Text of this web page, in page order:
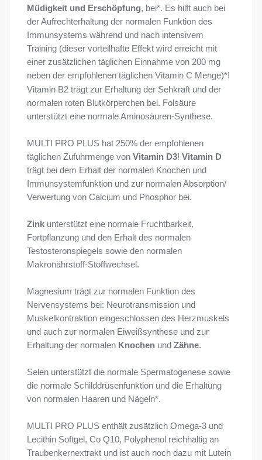
Müdigkeit und Erschöpfung, bei*. Es hilft auch bei
der Aufrechterhaltung der normalen Funktion des
Immunsystems während und nach intensivem
Training (dieser vorteilhafte Effekt wird erreicht mit
einer zusätzlichen täglichen Einnahme von 200 mg
neben der empfohlenen täglichen Vitamin C Menge)*!
Vitamin B2 trägt zur Erhaltung der Sehkraft und der
normalen roten Blutkörperchen bei. Folsäure
unterstützt eine normale Aminosäuren-Synthese.
MULTI PRO PLUS hat 250% der empfohlenen
täglichen Zufuhrmenge von Vitamin D3! Vitamin D
trägt bei dem Erhalt der normalen Knochen und
Immunsystemfunktion und zur normalen Absorption/
Verwertung von Calcium und Phosphor bei.
Zink unterstützt eine normale Fruchtbarkeit,
Fortpflanzung und den Erhalt des normalen
Testosteronspiegels sowie den normalen
Makronährstoff-Stoffwechsel.
Magnesium trägt zur normalen Funktion des
Nervensystems bei: Neurotransmission und
Muskelkontraktion eingeschlossen des Herzmuskels
und auch zur normalen Eiweißsynthese und zur
Erhaltung der normalen Knochen und Zähne.
Selen unterstützt die normale Spermatogenese sowie
die normale Schilddrüsenfunktion und die Erhaltung
von normalen Haaren und Nägeln*.
MULTI PRO PLUS enthält zusätzlich Omega-3 und
Lecithin Softgel, Co Q10, Polyphenol reichhaltig an
Traubenkernextrakt und ist auch noch dazu mit Lutein